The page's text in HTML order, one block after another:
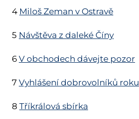
4 Miloš Zeman v Ostravě
5 Návštěva z daleké Číny
6 V obchodech dávejte pozor
7 Vyhlášení dobrovolníků roku
8 Tříkrálová sbírka